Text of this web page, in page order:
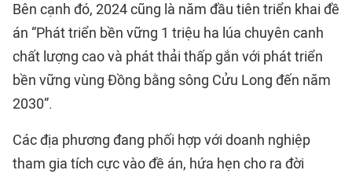
Bên cạnh đó, 2024 cũng là năm đầu tiên triển khai đề
án “Phát triển bền vững 1 triệu ha lúa chuyên canh
chất lượng cao và phát thải thấp gắn với phát triển
bền vững vùng Đồng bằng sông Cửu Long đến năm
2030”.
Các địa phương đang phối hợp với doanh nghiệp
tham gia tích cực vào đề án, hứa hẹn cho ra đời